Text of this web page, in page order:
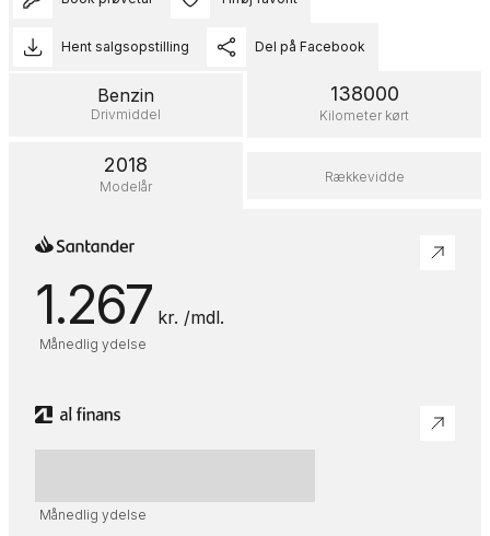
Hent salgsopstilling Del på Facebook
Benzin
Drivmiddel
138000
Kilometer kørt
2018
Modelår
Rækkevidde
1.267 kr. /mdl.
Månedlig ydelse
Månedlig ydelse